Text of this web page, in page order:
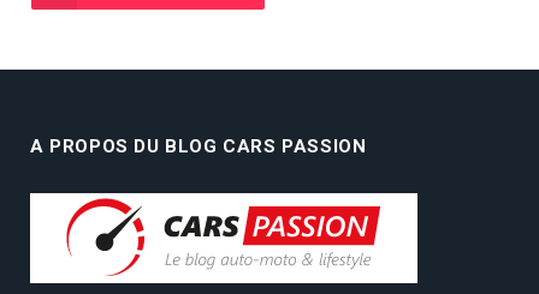
A PROPOS DU BLOG CARS PASSION